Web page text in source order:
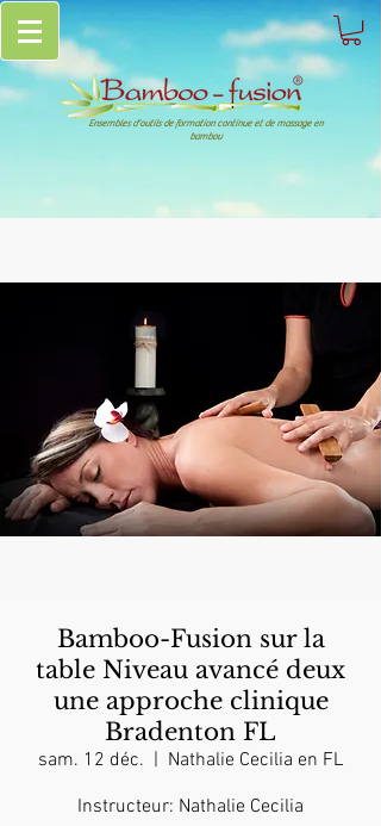
Ensembles d'outils de formation continue et de massage en
bambou
Bamboo-Fusion sur la
table Niveau avancé deux
une approche clinique
Bradenton FL
sam. 12 déc.
  |
Nathalie Cecilia en FL
Instructeur: Nathalie Cecilia